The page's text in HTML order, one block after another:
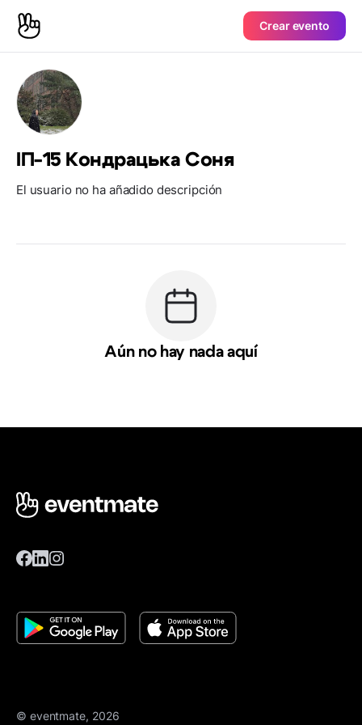
Crear evento
ІП-15 Кондрацька Соня
El usuario no ha añadido descripción
Aún no hay nada aquí
© eventmate, 2026